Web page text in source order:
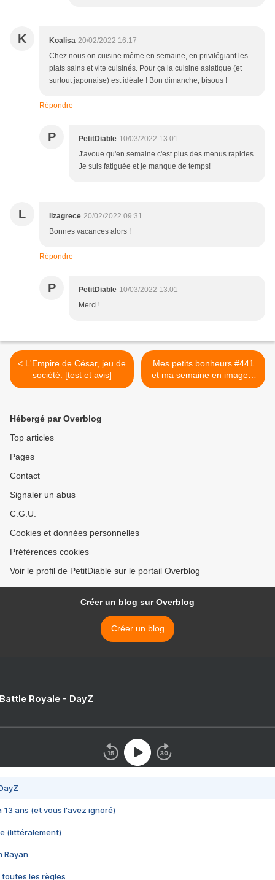
K Koalisa 20/02/2022 16:17
Chez nous on cuisine même en semaine, en privilégiant les
plats sains et vite cuisinés. Pour ça la cuisine asiatique (et
surtout japonaise) est idéale ! Bon dimanche, bisous !
Répondre
P PetitDiable 10/03/2022 13:01
J'avoue qu'en semaine c'est plus des menus rapides.
Je suis fatiguée et je manque de temps!
L lizagrece 20/02/2022 09:31
Bonnes vacances alors !
Répondre
P PetitDiable 10/03/2022 13:01
Merci!
< L'Empire de César, jeu de
société. [test et avis]
Mes petits bonheurs #441
et ma semaine en images.
>
Hébergé par Overblog
Top articles
Pages
Contact
Signaler un abus
C.G.U.
Cookies et données personnelles
Préférences cookies
Voir le profil de PetitDiable sur le portail Overblog
Créer un blog sur Overblog
Créer un blog
Royale - DayZ
13 ans (et vous l'avez ignoré)
(littéralement)
Rayan
toutes les règles